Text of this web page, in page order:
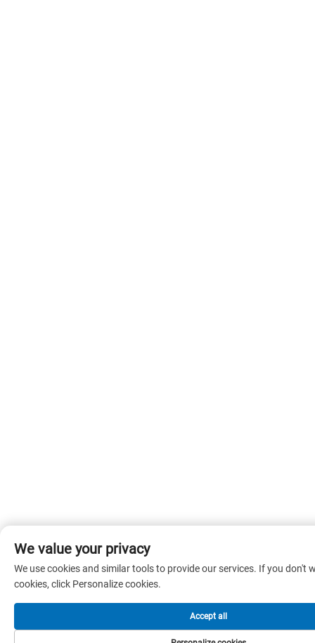
We value your privacy
We use cookies and similar tools to provide our services. If you don't
cookies, click Personalize cookies.
Accept all